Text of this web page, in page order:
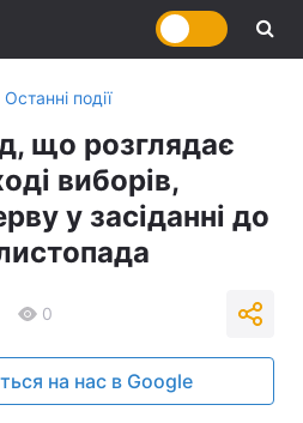
Останні події
що розглядає
виборів,
у засіданні до
0
на нас в Google